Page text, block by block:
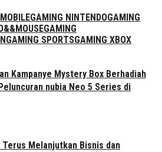
GAMING NINTENDOGAMING
GAMING
GAMING SPORTSGAMING XBOX
Kampanye Mystery Box Berhadiah
nubia Neo 5 Series di
Terus Melanjutkan Bisnis dan